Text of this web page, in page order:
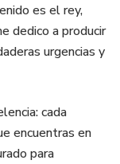
es el rey,
dedico a producir
urgencias y
cada
encuentras en
para